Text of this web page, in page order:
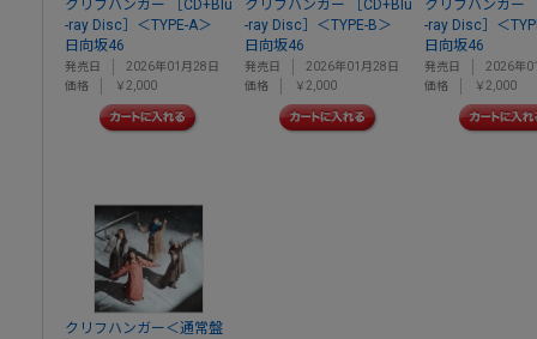
クリフハンガー ［CD+Blu
-ray Disc］＜TYPE-A＞
日向坂46
発売日
2026年01月28日
価格
￥2,000
クリフハンガー ［CD+Blu
-ray Disc］＜TYPE-B＞
日向坂46
発売日
2026年01月28日
価格
￥2,000
クリフハンガー
-ray Disc］＜
日向坂46
発売日
2026年
価格
￥2,000
クリフハンガー＜通常盤